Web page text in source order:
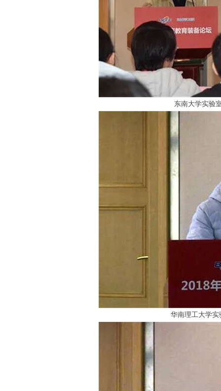
东南大学实验
华南理工大学